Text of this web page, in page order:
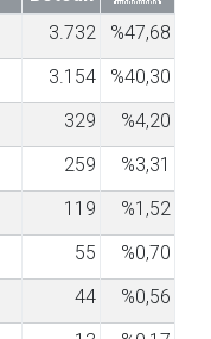
3.732
%47,68
3.154
%40,30
329
%4,20
259
%3,31
119
%1,52
55
%0,70
44
%0,56